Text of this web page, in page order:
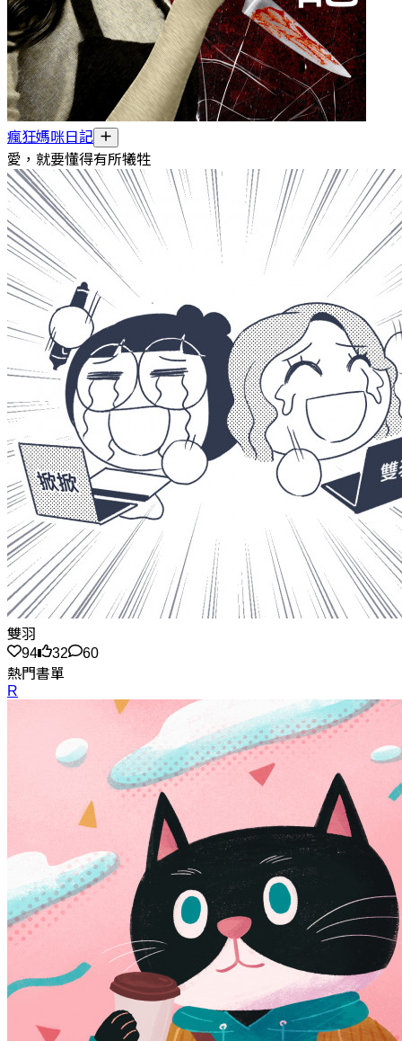
瘋狂媽咪日記
愛，就要懂得有所犧牲
雙羽
94
32
60
熱門書單
R